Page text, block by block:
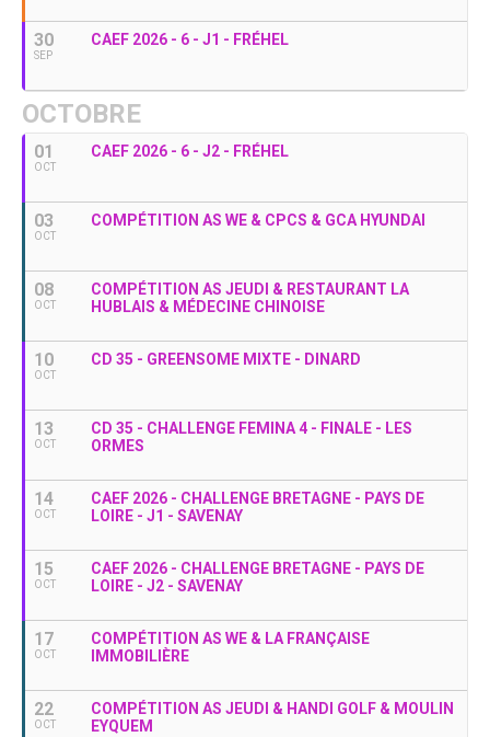
30
SEP
CAEF 2026 - 6 - J1 - FRÉHEL
OCTOBRE
01
OCT
CAEF 2026 - 6 - J2 - FRÉHEL
03
OCT
COMPÉTITION AS WE & CPCS & GCA HYUNDAI
08
OCT
COMPÉTITION AS JEUDI & RESTAURANT LA
HUBLAIS & MÉDECINE CHINOISE
10
OCT
CD 35 - GREENSOME MIXTE - DINARD
13
OCT
CD 35 - CHALLENGE FEMINA 4 - FINALE - LES
ORMES
14
OCT
CAEF 2026 - CHALLENGE BRETAGNE - PAYS DE
LOIRE - J1 - SAVENAY
15
OCT
CAEF 2026 - CHALLENGE BRETAGNE - PAYS DE
LOIRE - J2 - SAVENAY
17
OCT
COMPÉTITION AS WE & LA FRANÇAISE
IMMOBILIÈRE
22
OCT
COMPÉTITION AS JEUDI & HANDI GOLF & MOULIN
EYQUEM